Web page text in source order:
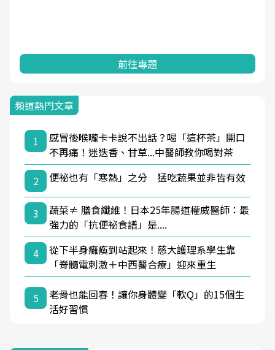
前往專題
頻道熱門文章
1
感冒後喉嚨卡卡說不出話？喝「這杯茶」開口
不再痛！迷迭香、甘草...中醫師教你喝對茶
2
便祕也有「寒熱」之分 猛吃蔬果並非皆有效
3
蔬菜≠ 膳食纖維！日本25年腸道權威醫師：最
強力的「抗便祕食譜」是....
4
從下半身癱瘓到站起來！慈大護理系學生靠
「脊髓電刺激＋中西醫合療」迎來重生
5
老骨也能回春！讓你身體變「軟Q」的15個生
活好習慣